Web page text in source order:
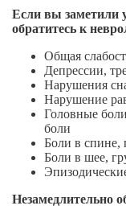
Если вы заметили
обратитесь к
Общая
Депрессии,
Нарушения
Нарушение
Головные
боли
Боли в спине,
Боли в шее,
Незамедлительно